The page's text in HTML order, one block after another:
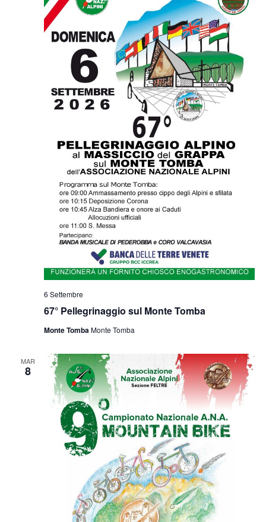
67° Pellegrinaggio sul Monte Tomba
6 Settembre
Monte TombaMonte Tomba
MAR
8